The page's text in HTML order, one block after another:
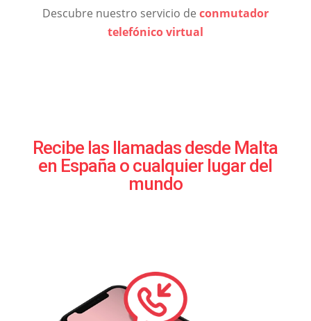
Descubre nuestro servicio de conmutador
telefónico virtual
Recibe las llamadas desde Malta
en España o cualquier lugar del
mundo